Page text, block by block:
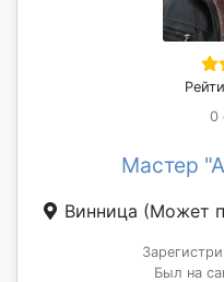
0
Мастер
Винница (Может
Был на